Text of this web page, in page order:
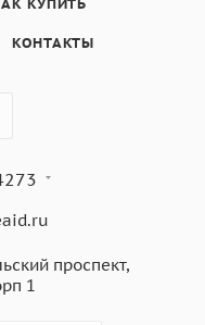
КУПИТЬ
КОНТАКТЫ
проспект,
1